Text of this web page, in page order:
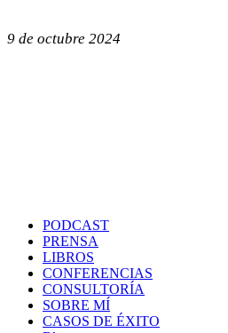
9 de octubre 2024
PODCAST
PRENSA
LIBROS
CONFERENCIAS
CONSULTORÍA
SOBRE MÍ
CASOS DE ÉXITO